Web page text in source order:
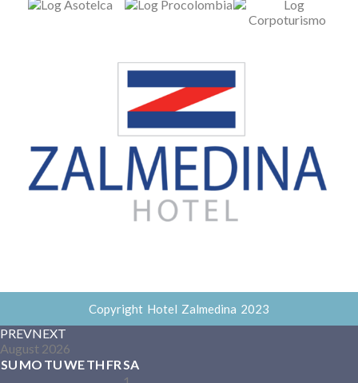
Copyright Hotel Zalmedina 2023
PREVNEXT
August 2026
SU MO TUWETH FRSA